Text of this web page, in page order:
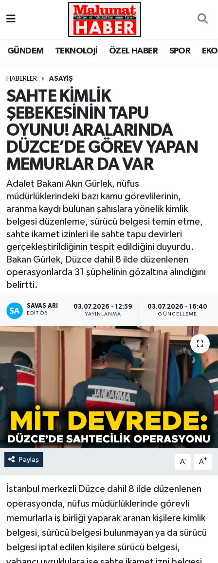
GÜNDEM TEKNOLOJİ ÖZEL HABER SPOR
HABERLER ASAYİŞ
SAHTE KİMLİK
ŞEBEKESİNİN TAPU
OYUNU! ARALARINDA
DÜZCE’DE GÖREV YAPAN
MEMURLAR DA VAR
Adalet Bakanı Akın Gürlek, nüfus
müdürlüklerindeki bazı kamu görevlilerinin,
aranma kaydı bulunan şahıslara yönelik kimlik
belgesi düzenleme, sürücü belgesi temin etme,
sahte ikamet izinleri ile sahte tapu devirleri
gerçekleştirildiğinin tespit edildiğini duyurdu.
Bakan Gürlek, Düzce dahil 8 ilde düzenlenen
operasyonlarda 31 şüphelinin gözaltına alındığını
belirtti.
SAVAŞ ARI
EDITÖR
03.07.2026 - 12:59
YAYINLANMA
03.07.2026 - 16:40
GÜNCELLEME
Paylaş A- A+
İstanbul merkezli Düzce dahil 8 ilde düzenlenen
operasyonda, nüfus müdürlüklerinde görevli
memurlarla iş birliği yaparak aranan kişilere kimlik
belgesi, sürücü belgesi bulunmayan ya da sürücü
belgesi iptal edilen kişilere sürücü belgesi,
Nöbetçi Eczaneler
Trafik Durumu
Süper Lig Puan Durumu ve Fikstür
Tüm Manşetler
Son Dakika Haberleri
Haber Arşivi